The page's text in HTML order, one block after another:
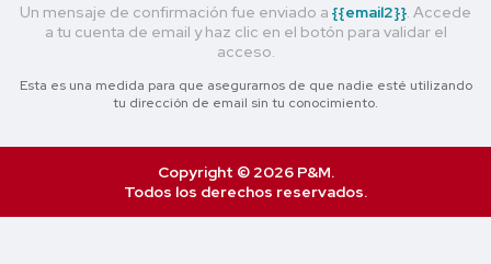
Un mensaje de confirmación fue enviado a {{email2}} . Accede
a tu cuenta de email y haz clic en el botón para validar el
acceso.
Esta es una medida para que asegurarnos de que nadie esté utilizando
tu dirección de email sin tu conocimiento.
Copyright © 2026 P&M.
Todos los derechos reservados.